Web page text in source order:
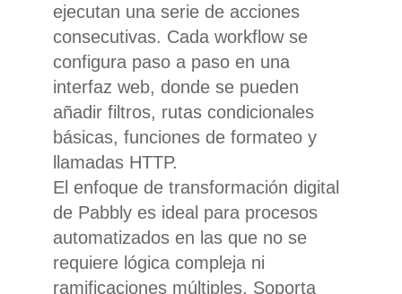
ejecutan una serie de acciones
consecutivas. Cada workflow se
configura paso a paso en una
interfaz web, donde se pueden
añadir filtros, rutas condicionales
básicas, funciones de formateo y
llamadas HTTP.
El enfoque de transformación digital
de Pabbly es ideal para procesos
automatizados en las que no se
requiere lógica compleja ni
ramificaciones múltiples. Soporta